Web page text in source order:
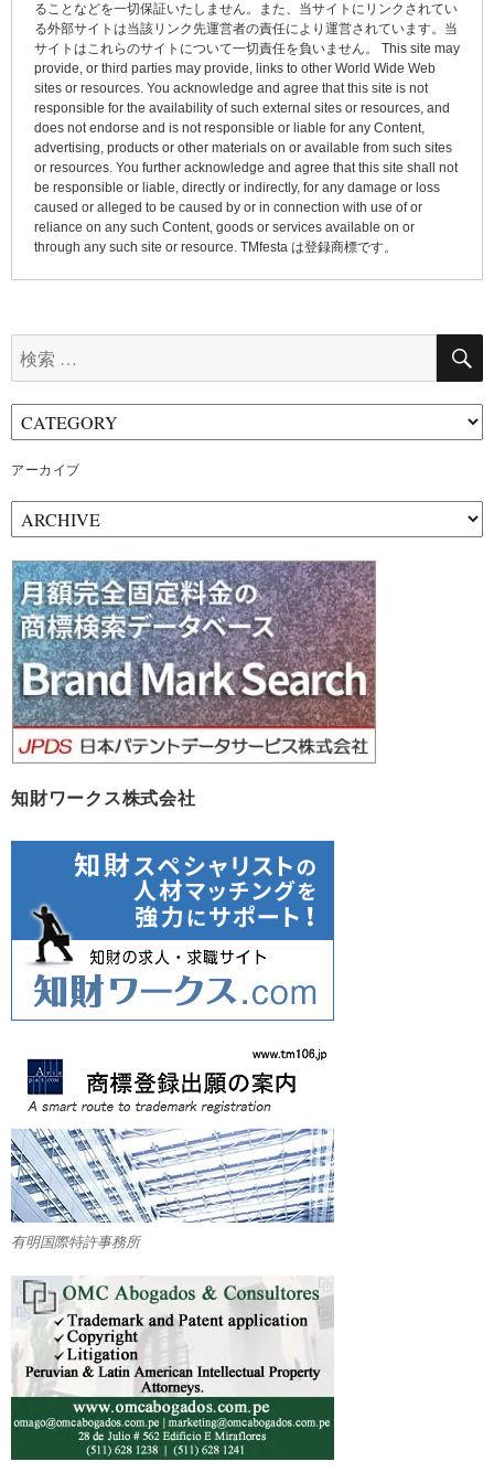
ることなどを一切保証いたしません。また、当サイトにリンクされてい
る外部サイトは当該リンク先運営者の責任により運営されています。当
サイトはこれらのサイトについて一切責任を負いません。 This site may
provide, or third parties may provide, links to other World Wide Web
sites or resources. You acknowledge and agree that this site is not
responsible for the availability of such external sites or resources, and
does not endorse and is not responsible or liable for any Content,
advertising, products or other materials on or available from such sites
or resources. You further acknowledge and agree that this site shall not
be responsible or liable, directly or indirectly, for any damage or loss
caused or alleged to be caused by or in connection with use of or
reliance on any such Content, goods or services available on or
through any such site or resource. TMfesta は登録商標です。
索:
アーカイブ
ー
カ
イ
ブ
知財ワークス株式会社
有明国際特許事務所